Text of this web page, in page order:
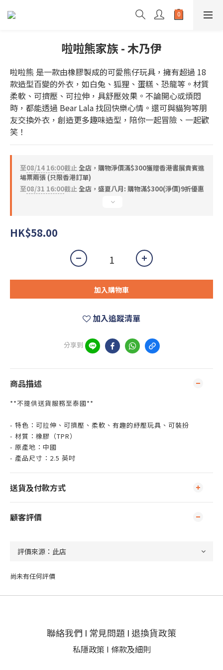
啦啦熊家族 - 木乃伊
啦啦熊 是一款由橡膠製成的可愛熊仔玩具，擁有超過 18
款造型百變的外衣，如白兔、狐狸、蛋糕、恐龍等。材質
柔軟、可擠壓、可拉伸，具舒壓效果。不論開心或煩悶
時，都能透過 Bear Lala 找回快樂心情。還可與貓狗等朋
友交換外衣，創造更多趣味造型，陪你一起冒險、一起歡
笑！
至08/14 16:00截止全店，購物淨價滿$300獲贈香港書展貴賓進
場票兩張 (只限香港訂單)
至08/31 16:00截止全店，盛夏八月: 購物滿$300(淨價)9折優惠
HK$58.00
加入購物車
加入追蹤清單
分享到
商品描述
**不提供送貨服務至泰國**
- 特色：可拉伸、可擠壓、柔軟、有趣的紓壓玩具、可裝扮
- 材質：橡膠（TPR）
- 原產地：中國
- 產品尺寸：2.5 英吋
送貨及付款方式
顧客評價
尚未有任何評價
聯絡我們 I 常見問題 I 退換貨政策
私隱政策 I 條款及細則